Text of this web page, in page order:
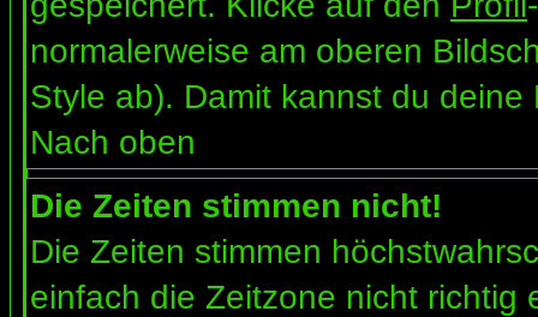
normalerweise am oberen
Style ab). Damit kannst du
Nach oben
Die Zeiten stimmen nicht!
Die Zeiten stimmen
einfach die Zeitzone nicht richtig